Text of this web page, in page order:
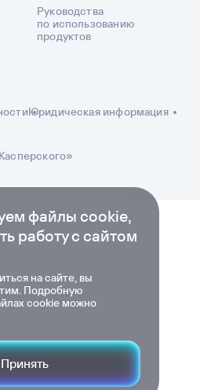
Руководства
по использованию
продуктов
Юридическая информация
файлы cookie,
работу с сайтом
на сайте, вы
Подробную
cookie можно
Принять